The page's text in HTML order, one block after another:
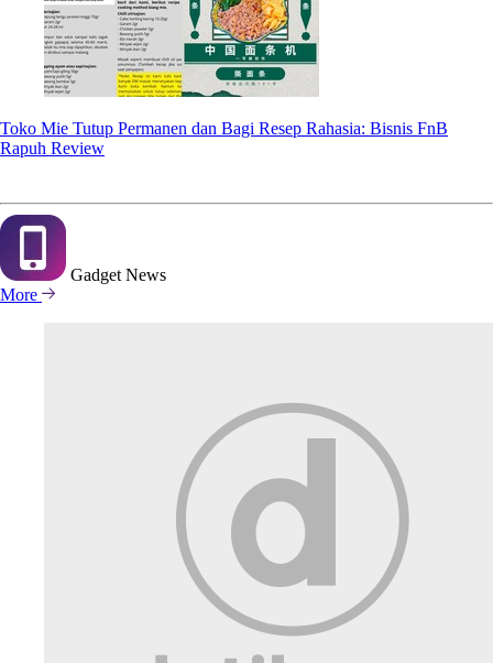
Toko Mie Tutup Permanen dan Bagi Resep Rahasia: Bisnis FnB
Rapuh Review
Gadget News
More